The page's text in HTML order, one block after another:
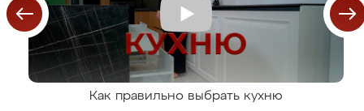
Как правильно выбрать кухню